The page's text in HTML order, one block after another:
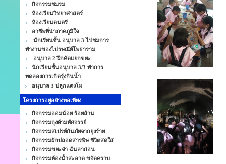
กิจกรรมชมรม
ห้องเรียนวิทยาศาสตร์
ห้องเรียนดนตรี
อาชีพที่น่าภาคภูมิใจ
นักเรียนชั้น อนุบาล 3 ไปชมการ
ทำงานของไปรษณีย์โพธาราม
อนุบาล 2 ฝึกคัดแยกขยะ
นักเรียนชั้นอนุบาล 3/3 ทำการ
ทดลองการเกิดรุ้งกินน้ำ
อนุบาล 3 ปลูกแตงโม
โครงการอยู่อย่างพอเพียง
กิจกรรมออมน้อย ร้อยล้าน
กิจกรรมถุงผ้ามหัศจรรย์
กิจกรรมสเปรย์กันภัยจากยุงร้าย
กิจกรรมผักปลอดสารพิษ ชีวิตสดใส
กิจกรรมขยะจ๋า ฉันลาก่อน
กิจกรรมห้องน้ำสะอาด ขจัดคราบ